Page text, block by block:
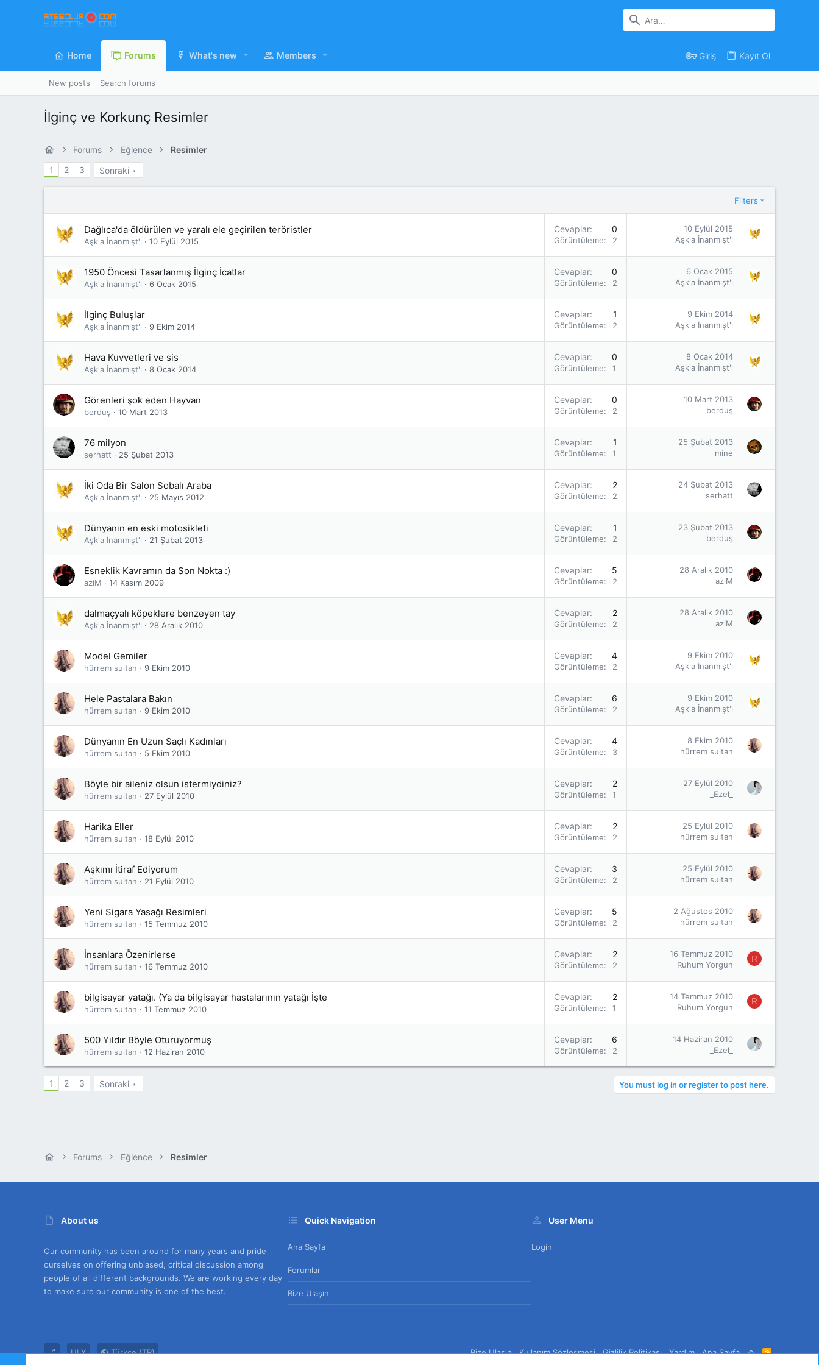
Home Forums What's new Members Giriş Kayıt Ol
New posts Search forums
İlginç ve Korkunç Resimler
Forums Eğlence
Resimler
1
2 3 Sonraki
Filters
Dağlıca'da öldürülen ve yaralı ele geçirilen teröristler
Aşk'a İnanmışt'ı 10 Eylül 2015
Cevaplar 0
Görüntüleme
10 Eylül 2015
Aşk'a İnanmışt'ı
1950 Öncesi Tasarlanmış İlginç İcatlar
Aşk'a İnanmışt'ı 6 Ocak 2015
Cevaplar 0
Görüntüleme
6 Ocak 2015
Aşk'a İnanmışt'ı
İlginç Buluşlar
Aşk'a İnanmışt'ı 9 Ekim 2014
Cevaplar 1
Görüntüleme
9 Ekim 2014
Aşk'a İnanmışt'ı
Hava Kuvvetleri ve sis
Aşk'a İnanmışt'ı 8 Ocak 2014
Cevaplar 0
Görüntüleme 1K
8 Ocak 2014
Aşk'a İnanmışt'ı
Görenleri şok eden Hayvan
berduş 10 Mart 2013
Cevaplar 0
Görüntüleme
10 Mart 2013
berduş
76 milyon
serhatt 25 Şubat 2013
Cevaplar 1
Görüntüleme 1K
25 Şubat 2013
mine
İki Oda Bir Salon Sobalı Araba
Aşk'a İnanmışt'ı 25 Mayıs 2012
Cevaplar 2
Görüntüleme
24 Şubat 2013
serhatt
Dünyanın en eski motosikleti
Aşk'a İnanmışt'ı 21 Şubat 2013
Cevaplar 1
Görüntüleme
23 Şubat 2013
berduş
Esneklik Kavramın da Son Nokta :)
aziM 14 Kasım 2009
Cevaplar 5
Görüntüleme
28 Aralık 2010
aziM
dalmaçyalı köpeklere benzeyen tay
Aşk'a İnanmışt'ı 28 Aralık 2010
Cevaplar 2
Görüntüleme
28 Aralık 2010
aziM
Model Gemiler
hürrem sultan 9 Ekim 2010
Cevaplar 4
Görüntüleme
9 Ekim 2010
Aşk'a İnanmışt'ı
Hele Pastalara Bakın
hürrem sultan 9 Ekim 2010
Cevaplar 6
Görüntüleme
9 Ekim 2010
Aşk'a İnanmışt'ı
Dünyanın En Uzun Saçlı Kadınları
hürrem sultan 5 Ekim 2010
Cevaplar 4
Görüntüleme
8 Ekim 2010
hürrem sultan
Böyle bir aileniz olsun istermiydiniz?
hürrem sultan 27 Eylül 2010
Cevaplar 2
Görüntüleme 1K
27 Eylül 2010
_Ezel_
Harika Eller
hürrem sultan 18 Eylül 2010
Cevaplar 2
Görüntüleme
25 Eylül 2010
hürrem sultan
Aşkımı İtiraf Ediyorum
hürrem sultan 21 Eylül 2010
Cevaplar 3
Görüntüleme
25 Eylül 2010
hürrem sultan
Yeni Sigara Yasağı Resimleri
hürrem sultan 15 Temmuz 2010
Cevaplar 5
Görüntüleme
2 Ağustos 2010
hürrem sultan
İnsanlara Özenirlerse
hürrem sultan 16 Temmuz 2010
Cevaplar 2
Görüntüleme
16 Temmuz 2010
Ruhum Yorgun
R
bilgisayar yatağı. (Ya da bilgisayar hastalarının yatağı İşte
hürrem sultan 11 Temmuz 2010
Cevaplar 2
Görüntüleme 1K
14 Temmuz 2010
Ruhum Yorgun
R
500 Yıldır Böyle Oturuyormuş
hürrem sultan 12 Haziran 2010
Cevaplar 6
Görüntüleme
14 Haziran 2010
_Ezel_
1 2 3 Sonraki You must log in or register to post here.
Forums Eğlence Resimler
About us
Our community has been around for many years and pride
ourselves on offering unbiased, critical discussion among
people of all different backgrounds. We are working every day
to make sure our community is one of the best.
Quick Navigation
Ana Sayfa
Forumlar
Bize Ulaşın
User Menu
Login
UI.X Türkçe (TR) Bize Ulaşın Kullanım Sözleşmesi Gizlilik Politikası Yardım Ana Sayfa
R